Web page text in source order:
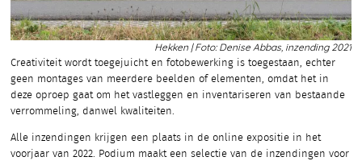
Hekken | Foto: Denise Abbas, inzending 2021
Creativiteit wordt toegejuicht en fotobewerking is toegestaan, echter
geen montages van meerdere beelden of elementen, omdat het in
deze oproep gaat om het vastleggen en inventariseren van bestaande
verrommeling, danwel kwaliteiten.
Alle inzendingen krijgen een plaats in de online expositie in het
voorjaar van 2022. Podium maakt een selectie van de inzendingen voor